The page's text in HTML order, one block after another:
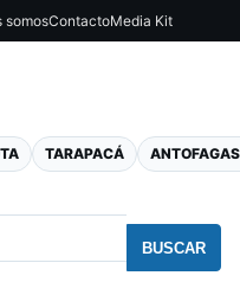
somosContactoMedia Kit
TARAPACÁ
BUSCAR